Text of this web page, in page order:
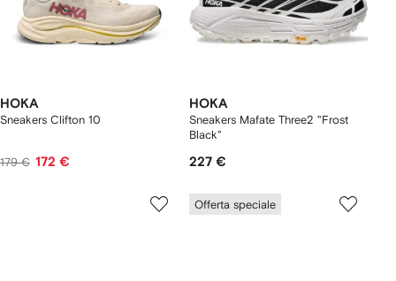
HOKA
Sneakers Clifton 10
179 € 172 €
HOKA
Sneakers Mafate Three2 "Frost
Black"
227 €
Offerta speciale